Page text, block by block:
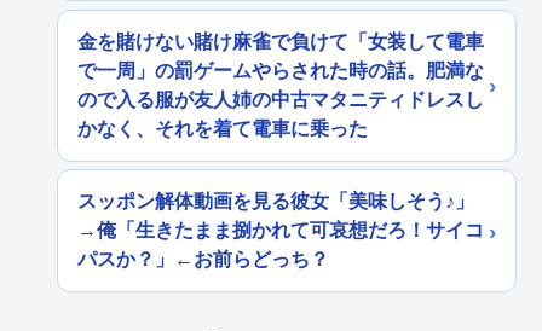
金を賭けない賭け麻雀で負けて「女装して電車
で一周」の罰ゲームやらされた時の話。肥満な
ので入る服が友人姉の中古マタニティドレスし
かなく、それを着て電車に乗った
スッポン解体動画を見る彼女「美味しそう♪」
→俺「生きたまま捌かれて可哀想だろ！サイコ
パスか？」←お前らどっち？